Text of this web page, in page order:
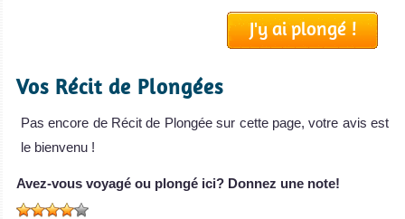
Notre avis
Boracay. C'est un banc de corail peu profond beaucoup
Friday’s Rock
Le spot de plongée de Friday's Rock est un site sous-
habituellem...
J'y ai plongé !
Vos Récit de Plongées
Pas encore de Récit de Plongée sur cette page, votre avis est
le bienvenu !
Avez-vous voyagé ou plongé ici? Donnez une note!